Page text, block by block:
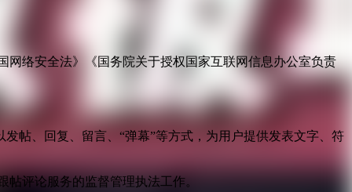
络安全法》《国务院关于授权国家互联网信息办公室负责
帖、回复、留言、“弹幕”等方式，为用户提供发表文字、符
评论服务的监督管理执法工作。